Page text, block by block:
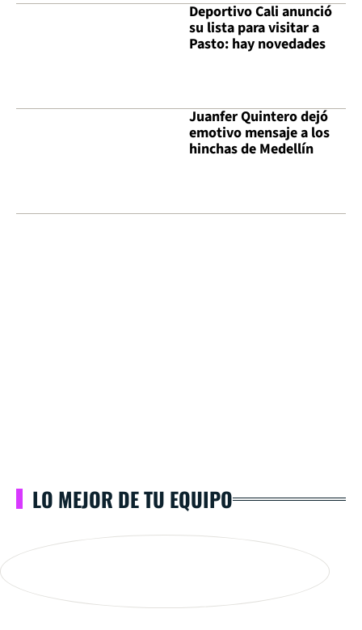
Deportivo Cali anunció
su lista para visitar a
Pasto: hay novedades
Juanfer Quintero dejó
emotivo mensaje a los
hinchas de Medellín
LO MEJOR DE TU EQUIPO